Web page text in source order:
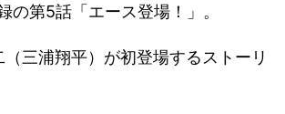
の第5話「エース登場！」。
三浦翔平）が初登場するストーリ